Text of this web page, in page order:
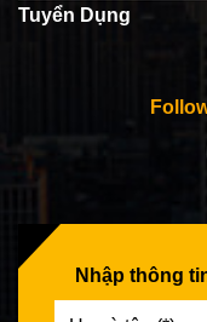
Tuyển Dụng
Nhập thông